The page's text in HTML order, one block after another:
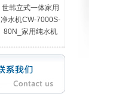
世韩立式一体家用
净水机CW-7000S-
80N_家用纯水机